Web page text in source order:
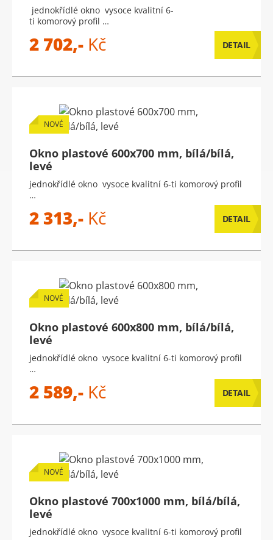
jednokřídlé okno vysoce kvalitní 6-
ti komorový profil …
2 702,- Kč DETAIL
NOVÉ
Okno plastové 600x700 mm, bílá/bílá,
levé
jednokřídlé okno vysoce kvalitní 6-ti komorový profil
…
2 313,- Kč DETAIL
NOVÉ
Okno plastové 600x800 mm, bílá/bílá,
levé
jednokřídlé okno vysoce kvalitní 6-ti komorový profil
…
2 589,- Kč DETAIL
NOVÉ
Okno plastové 700x1000 mm, bílá/bílá,
levé
jednokřídlé okno vysoce kvalitní 6-ti komorový profil